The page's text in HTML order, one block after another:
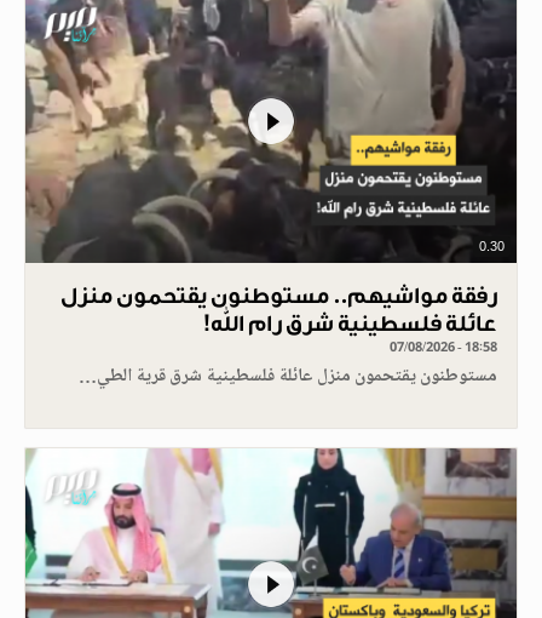
0.30
رفقة مواشيهم.. مستوطنون يقتحمون منزل
عائلة فلسطينية شرق رام الله!
07/08/2026 - 18:58
مستوطنون يقتحمون منزل عائلة فلسطينية شرق قرية الطي…